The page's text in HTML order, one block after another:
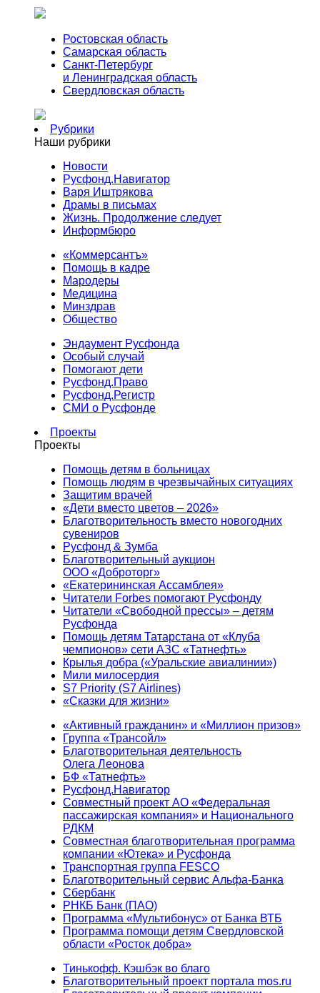
Ростовская область
Самарская область
Санкт-Петербург
и Ленинградская область
Свердловская область
Рубрики
Наши рубрики
Новости
Русфонд.Навигатор
Варя Иштрякова
Драмы в письмах
Жизнь. Продолжение следует
Информбюро
«Коммерсантъ»
Помощь в кадре
Мародеры
Медицина
Минздрав
Общество
Эндаумент Русфонда
Особый случай
Помогают дети
Русфонд.Право
Русфонд.Регистр
СМИ о Русфонде
Проекты
Проекты
Помощь детям в больницах
Помощь людям в чрезвычайных ситуациях
Защитим врачей
«Дети вместо цветов – 2026»
Благотворительность вместо новогодних
сувениров
Русфонд & Зумба
Благотворительный аукцион
ООО «Доброторг»
«Екатерининская Ассамблея»
Читатели Forbes помогают Русфонду
Читатели «Свободной прессы» – детям
Русфонда
Помощь детям Татарстана от «Клуба
чемпионов» сети АЗС «Татнефть»
Крылья добра («Уральские авиалинии»)
Мили милосердия
S7 Priority (S7 Airlines)
«Сказки для жизни»
«Активный гражданин» и «Миллион призов»
Группа «Трансойл»
Благотворительная деятельность
Олега Леонова
БФ «Татнефть»
Русфонд.Навигатор
Совместный проект АО «Федеральная
пассажирская компания» и Национального
РДКМ
Совместная благотворительная программа
компании «Ютека» и Русфонда
Транспортная группа FESCO
Благотворительный сервис Альфа-Банка
Сбербанк
РНКБ Банк (ПАО)
Программа «Мультибонус» от Банка ВТБ
Программа помощи детям Свердловской
области «Росток добра»
Тинькофф. Кэшбэк во благо
Благотворительный проект портала mos.ru